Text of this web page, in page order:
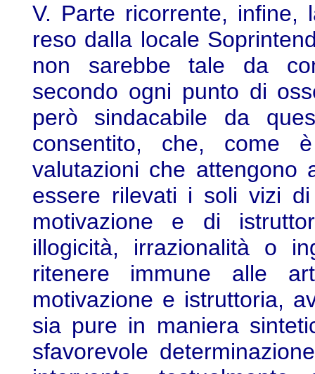
V. Parte ricorrente, infine,
reso dalla locale
non sarebbe tale da
secondo ogni punto di
però sindacabile da
consentito, che, come
valutazioni che attengono
essere rilevati i soli vizi
motivazione e di
illogicità, irrazionalità o
ritenere immune alle
motivazione e istruttoria,
sia pure in maniera
sfavorevole